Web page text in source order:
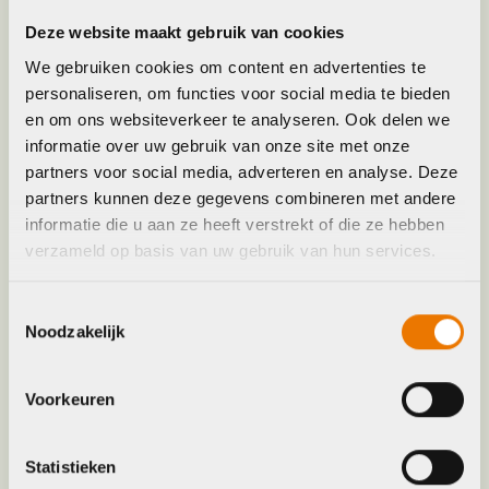
Deze website maakt gebruik van cookies
We gebruiken cookies om content en advertenties te
personaliseren, om functies voor social media te bieden
en om ons websiteverkeer te analyseren. Ook delen we
informatie over uw gebruik van onze site met onze
partners voor social media, adverteren en analyse. Deze
partners kunnen deze gegevens combineren met andere
informatie die u aan ze heeft verstrekt of die ze hebben
verzameld op basis van uw gebruik van hun services.
Noodzakelijk
Voorkeuren
Statistieken
Frame Type
Hoofdkleur Zwart
Keyword BAND
Leverstatus Niet meer leverbaar
mountainbikeband
Merk Bontrager
Maat 27.5" x 2.35"